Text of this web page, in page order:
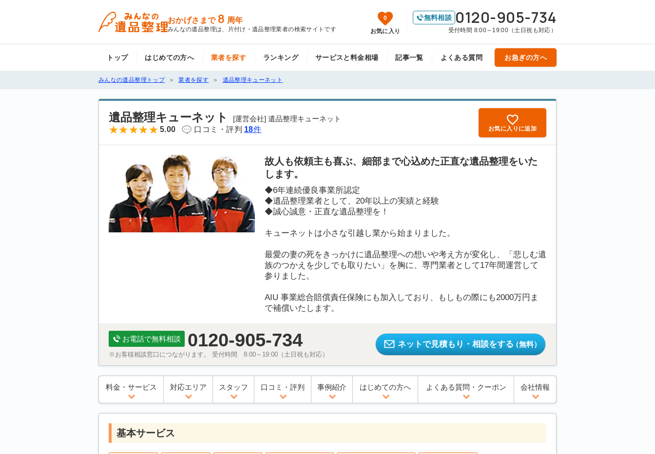
おかげさまで 8 周年
みんなの遺品整理は、片付け・遺品整理業者の検索サイトです
0
お気に入り
無料相談 0120-905-734
受付時間 8:00～19:00（土日祝も対応）
トップ はじめての方へ 業者を探す ランキング サービスと料金相場 記事一覧 よくある質問 お急ぎの方へ
みんなの遺品整理トップ 業者を探す 遺品整理キューネット
遺品整理キューネット
[運営会社] 遺品整理キューネット
5.00
口コミ・評判 18件 お気に入りに追加
故人も依頼主も喜ぶ、細部まで心込めた正直な遺品整理をいた
します。
◆6年連続優良事業所認定
◆遺品整理業者として、20年以上の実績と経験
◆誠心誠意・正直な遺品整理を！
キューネットは小さな引越し業から始まりました。
最愛の妻の死をきっかけに遺品整理への想いや考え方が変化し、「悲しむ遺
族のつかえを少しでも取りたい」を胸に、専門業者として17年間運営して
参りました。
AIU 事業総合賠償責任保険にも加入しており、もしもの際にも2000万円ま
で補償いたします。
お電話で無料相談 0120-905-734
※お客様相談窓口につながります。 受付時間 8:00～19:00（土日祝も対応）
ネットで見積もり・相談をする（無料）
料金・サービス 対応エリア スタッフ 口コミ・評判 事例紹介 はじめての方へ よくある質問・クーポン 会社情報
基本サービス